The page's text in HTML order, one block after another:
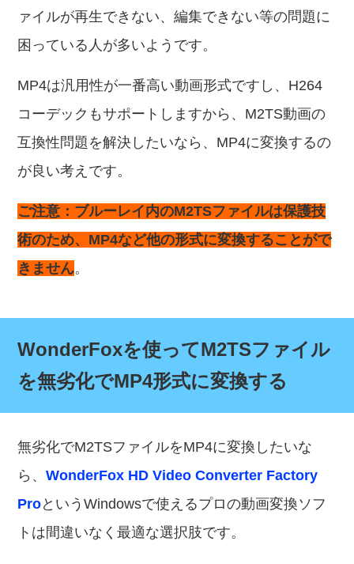
ァイルが再生できない、編集できない等の問題に
困っている人が多いようです。
MP4は汎用性が一番高い動画形式ですし、H264
コーデックもサポートしますから、M2TS動画の
互換性問題を解決したいなら、MP4に変換するの
が良い考えです。
ご注意：ブルーレイ内のM2TSファイルは保護技
術のため、MP4など他の形式に変換することがで
きません。
WonderFoxを使ってM2TSファイル
を無劣化でMP4形式に変換する
無劣化でM2TSファイルをMP4に変換したいな
ら、WonderFox HD Video Converter Factory
ProというWindowsで使えるプロの動画変換ソフ
トは間違いなく最適な選択肢です。